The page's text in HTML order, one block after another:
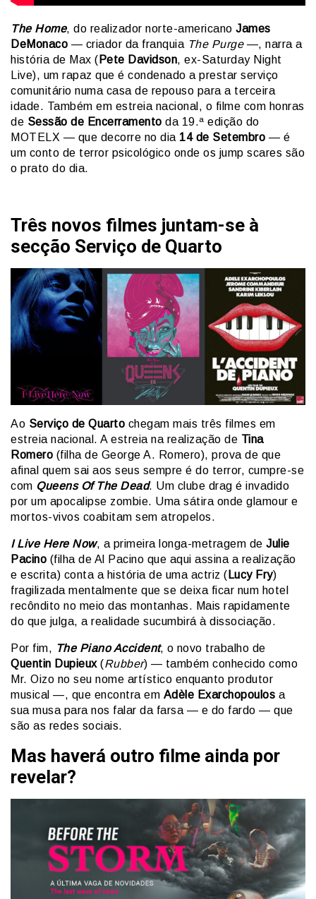
The Home, do realizador norte-americano James
DeMonaco — criador da franquia The Purge—, narra a
história de Max ( Pete Davidson, ex-Saturday Night
Live), um rapaz que é condenado a prestar serviço
comunitário numa casa de repouso para a terceira
idade. Também em estreia nacional, o filme com honras
de Sessão de Encerramento da 19.ª edição do
MOTELX — que decorre no dia 14 de Setembro — é
um conto de terror psicológico onde os jump scares são
o prato do dia.
Três novos filmes juntam-se à
secção Serviço de Quarto
Ao Serviço de Quarto chegam mais três filmes em
estreia nacional. A estreia na realização de Tina
Romero (filha de George A. Romero), prova de que
afinal quem sai aos seus sempre é do terror, cumpre-se
com Queens Of The Dead. Um clube drag é invadido
por um apocalipse zombie. Uma sátira onde glamour e
mortos-vivos coabitam sem atropelos.
I Live Here Now, a primeira longa-metragem de Julie
Pacino (filha de Al Pacino que aqui assina a realização
e escrita) conta a história de uma actriz ( Lucy Fry)
fragilizada mentalmente que se deixa ficar num hotel
recôndito no meio das montanhas. Mais rapidamente
do que julga, a realidade sucumbirá à dissociação.
Por fim, The Piano Accident, o novo trabalho de
Quentin Dupieux(Rubber) — também conhecido como
Mr. Oizo no seu nome artístico enquanto produtor
musical —, que encontra em Adèle Exarchopoulos a
sua musa para nos falar da farsa — e do fardo — que
são as redes sociais.
Mas haverá outro filme ainda por
revelar?